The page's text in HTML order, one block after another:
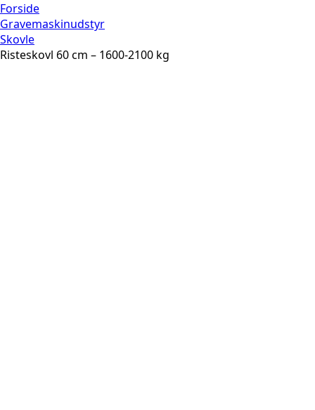
Forside
Gravemaskinudstyr
Skovle
Risteskovl 60 cm – 1600-2100 kg